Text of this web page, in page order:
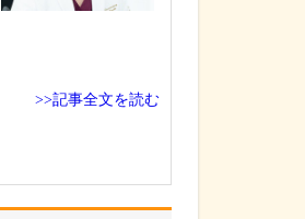
>>記事全文を読む